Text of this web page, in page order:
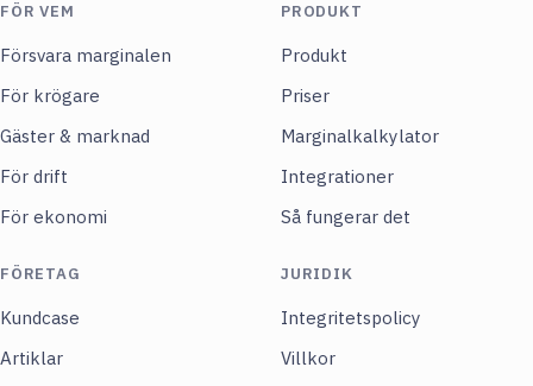
FÖR VEM
Försvara marginalen
För krögare
Gäster & marknad
För drift
För ekonomi
PRODUKT
Produkt
Priser
Marginalkalkylator
Integrationer
Så fungerar det
FÖRETAG
Kundcase
Artiklar
JURIDIK
Integritetspolicy
Villkor